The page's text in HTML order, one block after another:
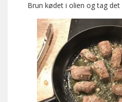
Brun kødet i olien og tag det